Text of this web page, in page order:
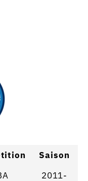
Saison
2011-